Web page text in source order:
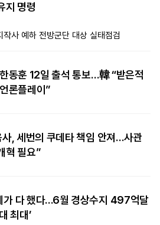
지 명령
작사 예하 전방군단 대상 실태점검
동훈 12일 출석 통보…韓 “받은적
론플레이”
, 세번의 쿠데타 책임 안져…사관
혁 필요”
가 다 했다…6월 경상수지 497억달
최대’